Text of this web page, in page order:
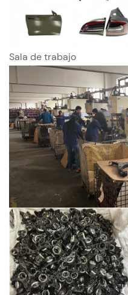
Sala de trabajo